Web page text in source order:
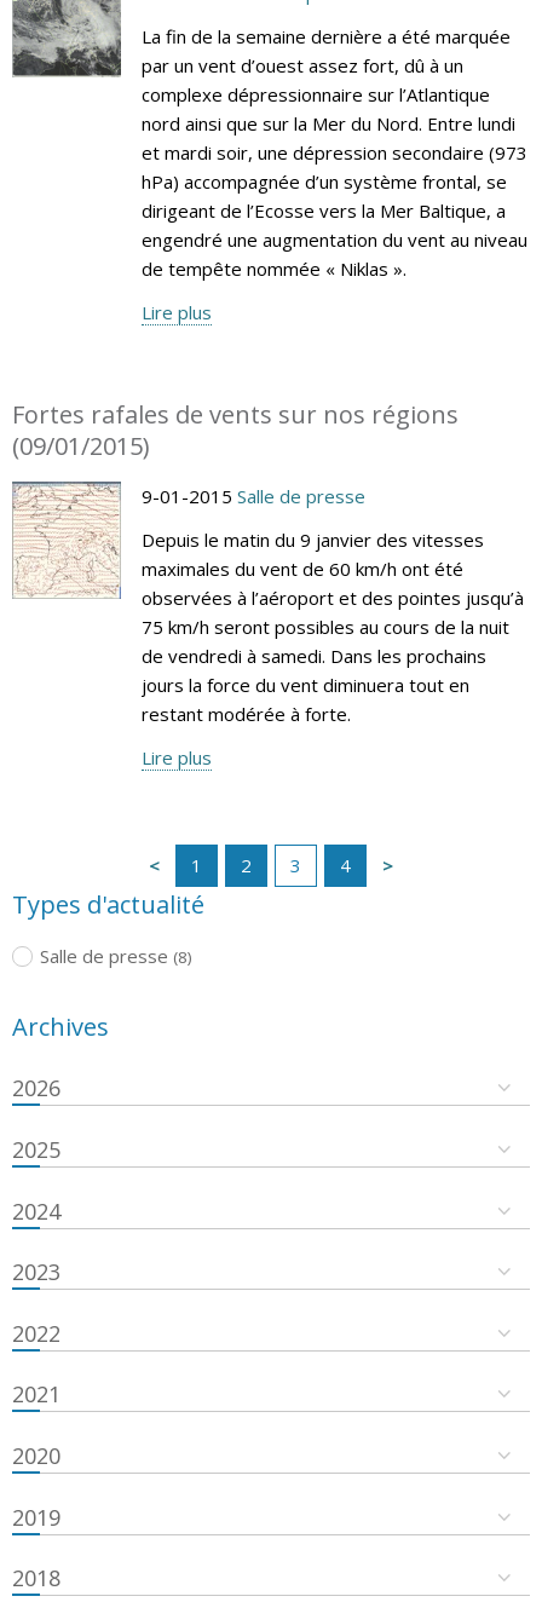
La fin de la semaine dernière a été marquée
par un vent d’ouest assez fort, dû à un
complexe dépressionnaire sur l’Atlantique
nord ainsi que sur la Mer du Nord. Entre lundi
et mardi soir, une dépression secondaire (973
hPa) accompagnée d’un système frontal, se
dirigeant de l’Ecosse vers la Mer Baltique, a
engendré une augmentation du vent au niveau
de tempête nommée « Niklas ».
Lire plus
Fortes rafales de vents sur nos régions
(09/01/2015)
9-01-2015 Salle de presse
Depuis le matin du 9 janvier des vitesses
maximales du vent de 60 km/h ont été
observées à l’aéroport et des pointes jusqu’à
75 km/h seront possibles au cours de la nuit
de vendredi à samedi. Dans les prochains
jours la force du vent diminuera tout en
restant modérée à forte.
Lire plus
1 2 3 4
Types d'actualité
Salle de presse (8)
Archives
2026
2025
2024
2023
2022
2021
2020
2019
2018